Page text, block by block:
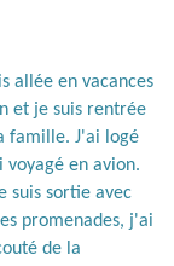
allée en vacances
et je suis rentrée
famille. J'ai logé
voyagé en avion.
suis sortie avec
promenades, j'ai
de la